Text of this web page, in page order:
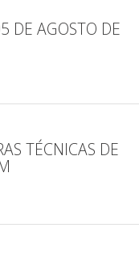
DE AGOSTO DE
TÉCNICAS DE